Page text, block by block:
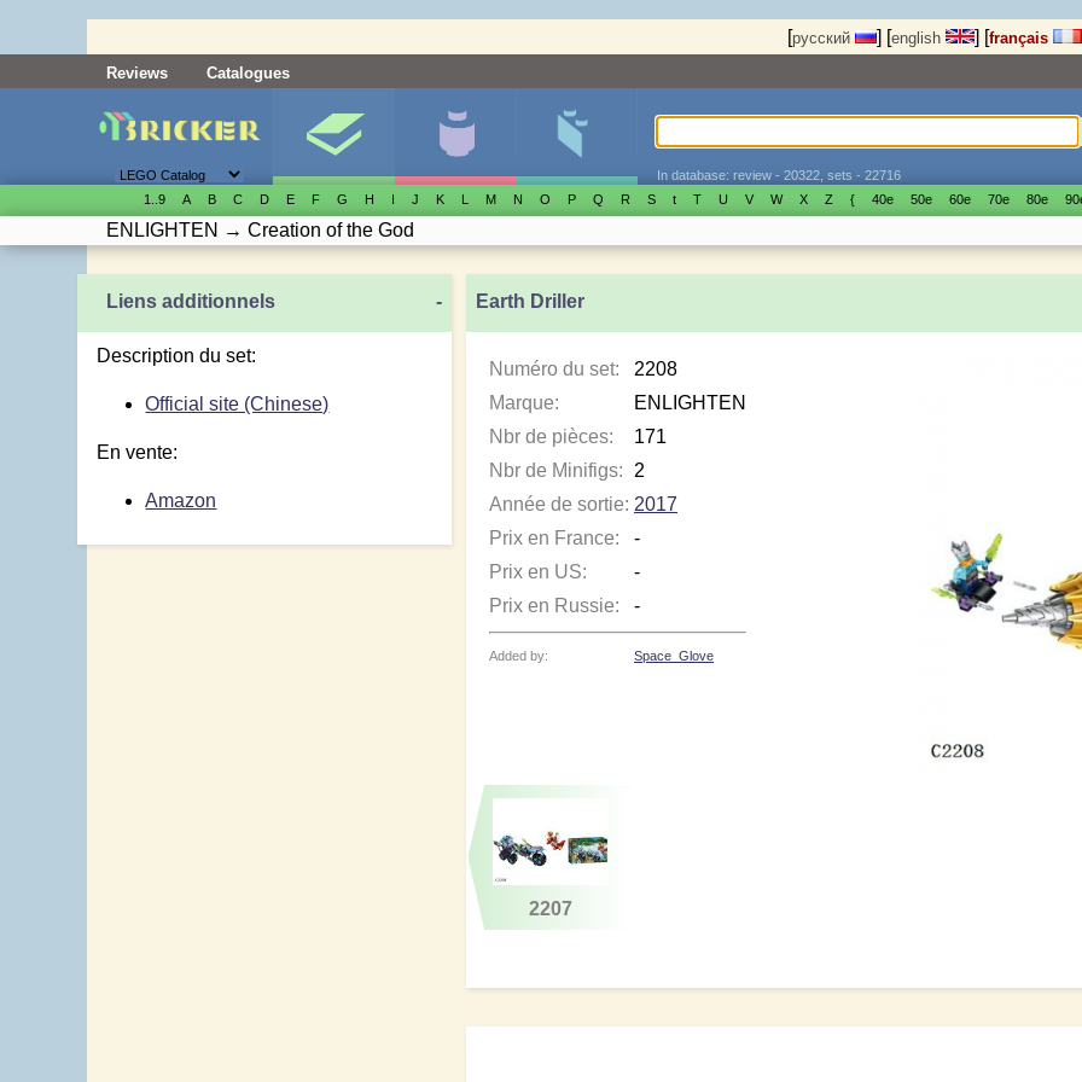
[русский ] [english ] [français
Reviews
Catalogues
In database: review - 20322, sets - 22716
1..9
A B C D E F G H I J K L M N O P Q R S t T U V W X Z { 40е 50е 60е 70е 80е
ENLIGHTEN → Creation of the God
Earth Driller
Numéro du set:
2208
Marque:
ENLIGHTEN
Nbr de pièces:
171
Nbr de Minifigs:
2
Année de sortie: 2017
Prix en France:
-
Prix en US:
-
Prix en Russie:
-
Added by: Space_Glove
2207
Liens additionnels -
Description du set:
Official site (Chinese)
En vente:
Amazon